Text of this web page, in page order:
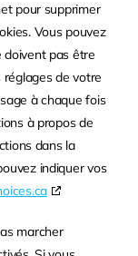
pour supprimer
Vous pouvez
doivent pas être
de votre
à chaque fois
à propos de
dans la
indiquer vos
marcher